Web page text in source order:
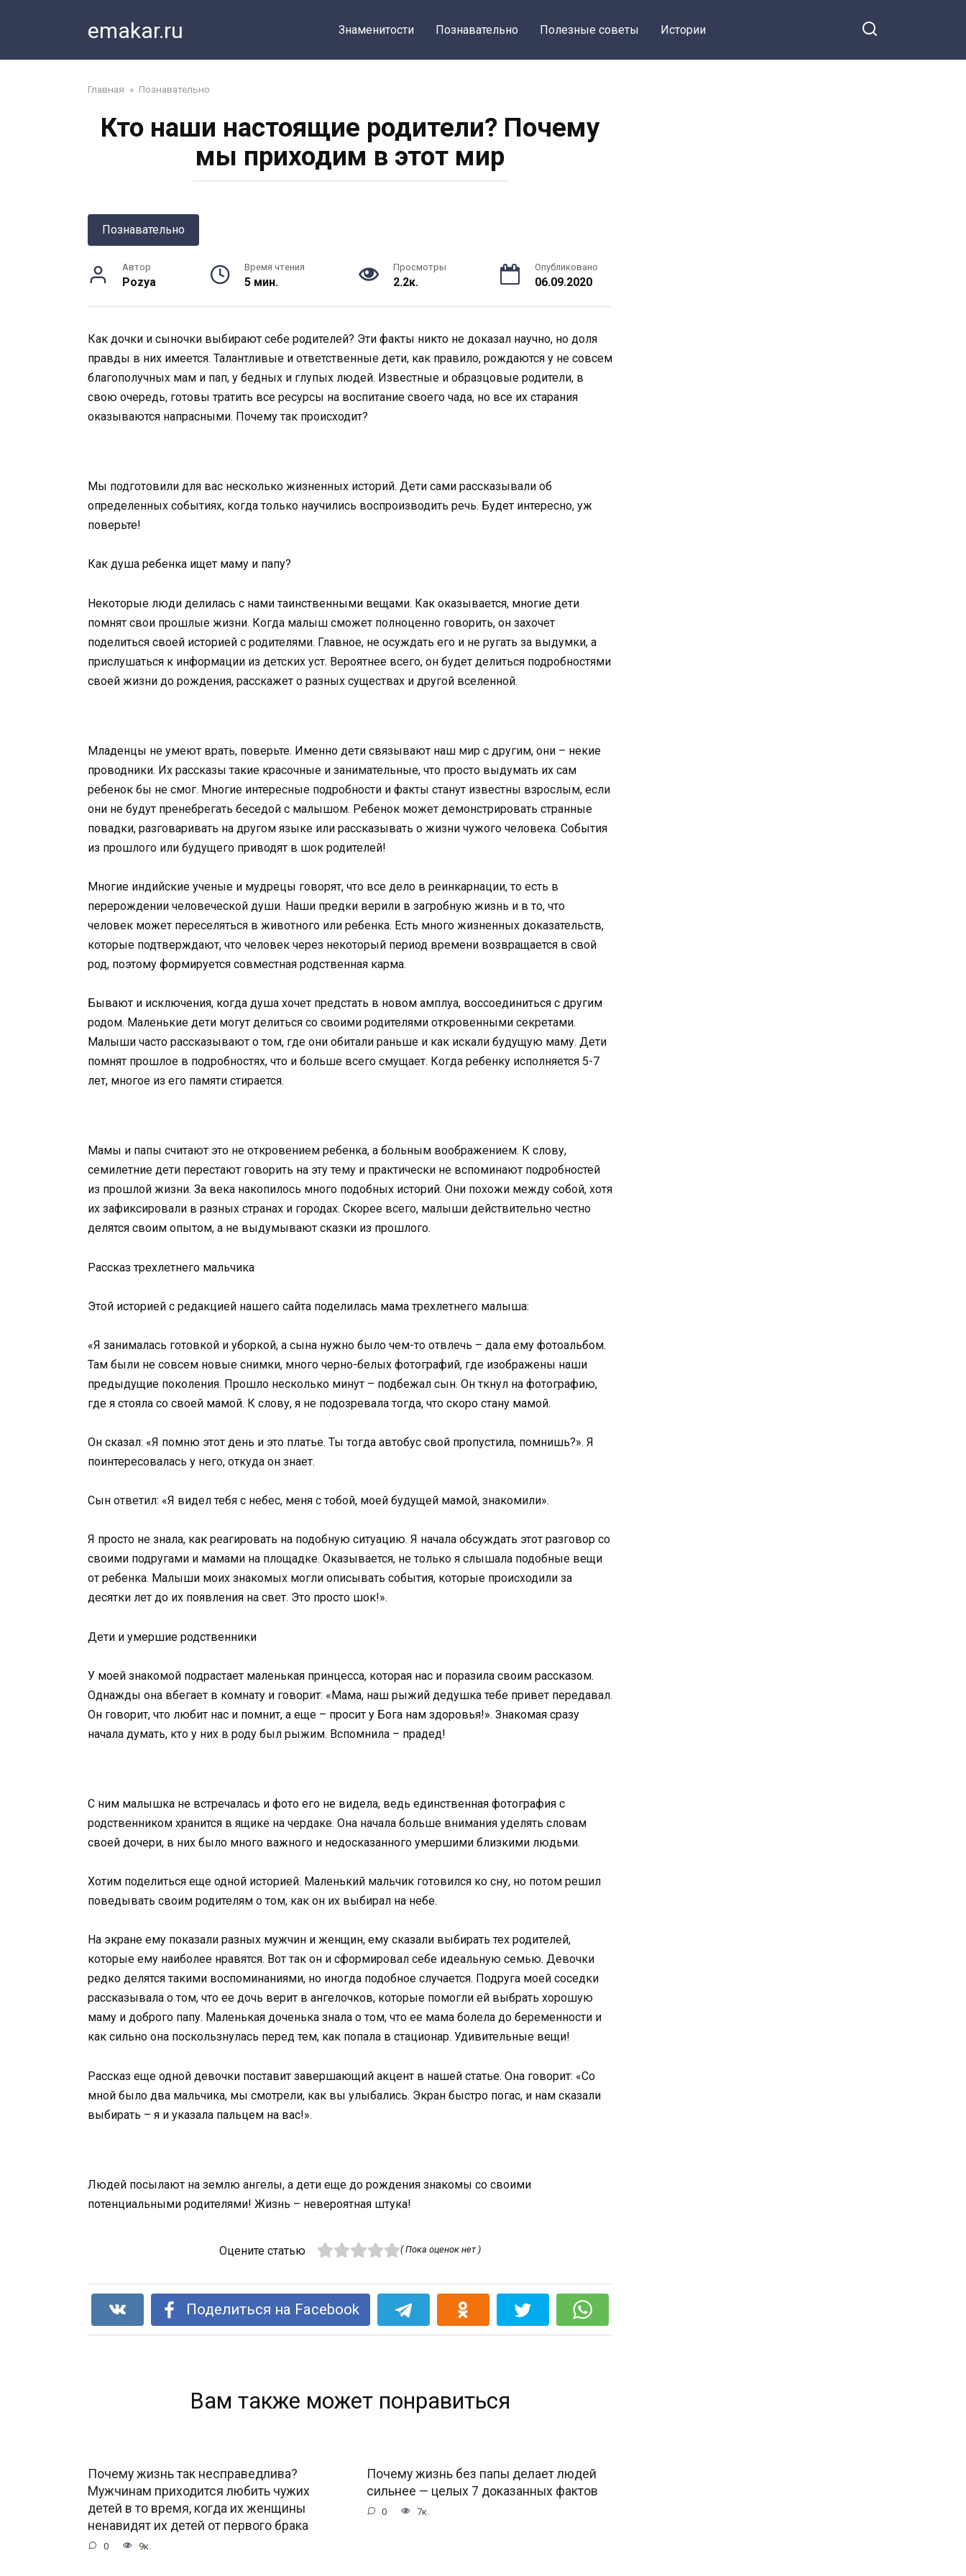
emakar.ru Знаменитости Познавательно Полезные советы Истории
Главная » Познавательно
Кто наши настоящие родители? Почему
мы приходим в этот мир
Познавательно
Автор
Pozya
Время чтения
5 мин.
Просмотры
2.2к.
Опубликовано
06.09.2020
Как дочки и сыночки выбирают себе родителей? Эти факты никто не доказал научно, но доля
правды в них имеется. Талантливые и ответственные дети, как правило, рождаются у не совсем
благополучных мам и пап, у бедных и глупых людей. Известные и образцовые родители, в
свою очередь, готовы тратить все ресурсы на воспитание своего чада, но все их старания
оказываются напрасными. Почему так происходит?
Мы подготовили для вас несколько жизненных историй. Дети сами рассказывали об
определенных событиях, когда только научились воспроизводить речь. Будет интересно, уж
поверьте!
Как душа ребенка ищет маму и папу?
Некоторые люди делилась с нами таинственными вещами. Как оказывается, многие дети
помнят свои прошлые жизни. Когда малыш сможет полноценно говорить, он захочет
поделиться своей историей с родителями. Главное, не осуждать его и не ругать за выдумки, а
прислушаться к информации из детских уст. Вероятнее всего, он будет делиться подробностями
своей жизни до рождения, расскажет о разных существах и другой вселенной.
Младенцы не умеют врать, поверьте. Именно дети связывают наш мир с другим, они – некие
проводники. Их рассказы такие красочные и занимательные, что просто выдумать их сам
ребенок бы не смог. Многие интересные подробности и факты станут известны взрослым, если
они не будут пренебрегать беседой с малышом. Ребенок может демонстрировать странные
повадки, разговаривать на другом языке или рассказывать о жизни чужого человека. События
из прошлого или будущего приводят в шок родителей!
Многие индийские ученые и мудрецы говорят, что все дело в реинкарнации, то есть в
перерождении человеческой души. Наши предки верили в загробную жизнь и в то, что
человек может переселяться в животного или ребенка. Есть много жизненных доказательств,
которые подтверждают, что человек через некоторый период времени возвращается в свой
род, поэтому формируется совместная родственная карма.
Бывают и исключения, когда душа хочет предстать в новом амплуа, воссоединиться с другим
родом. Маленькие дети могут делиться со своими родителями откровенными секретами.
Малыши часто рассказывают о том, где они обитали раньше и как искали будущую маму. Дети
помнят прошлое в подробностях, что и больше всего смущает. Когда ребенку исполняется 5-7
лет, многое из его памяти стирается.
Мамы и папы считают это не откровением ребенка, а больным воображением. К слову,
семилетние дети перестают говорить на эту тему и практически не вспоминают подробностей
из прошлой жизни. За века накопилось много подобных историй. Они похожи между собой, хотя
их зафиксировали в разных странах и городах. Скорее всего, малыши действительно честно
делятся своим опытом, а не выдумывают сказки из прошлого.
Рассказ трехлетнего мальчика
Этой историей с редакцией нашего сайта поделилась мама трехлетнего малыша:
«Я занималась готовкой и уборкой, а сына нужно было чем-то отвлечь – дала ему фотоальбом.
Там были не совсем новые снимки, много черно-белых фотографий, где изображены наши
предыдущие поколения. Прошло несколько минут – подбежал сын. Он ткнул на фотографию,
где я стояла со своей мамой. К слову, я не подозревала тогда, что скоро стану мамой.
Он сказал: «Я помню этот день и это платье. Ты тогда автобус свой пропустила, помнишь?». Я
поинтересовалась у него, откуда он знает.
Сын ответил: «Я видел тебя с небес, меня с тобой, моей будущей мамой, знакомили».
Я просто не знала, как реагировать на подобную ситуацию. Я начала обсуждать этот разговор со
своими подругами и мамами на площадке. Оказывается, не только я слышала подобные вещи
от ребенка. Малыши моих знакомых могли описывать события, которые происходили за
десятки лет до их появления на свет. Это просто шок!».
Дети и умершие родственники
У моей знакомой подрастает маленькая принцесса, которая нас и поразила своим рассказом.
Однажды она вбегает в комнату и говорит: «Мама, наш рыжий дедушка тебе привет передавал.
Он говорит, что любит нас и помнит, а еще – просит у Бога нам здоровья!». Знакомая сразу
начала думать, кто у них в роду был рыжим. Вспомнила – прадед!
С ним малышка не встречалась и фото его не видела, ведь единственная фотография с
родственником хранится в ящике на чердаке. Она начала больше внимания уделять словам
своей дочери, в них было много важного и недосказанного умершими близкими людьми.
Хотим поделиться еще одной историей. Маленький мальчик готовился ко сну, но потом решил
поведывать своим родителям о том, как он их выбирал на небе.
На экране ему показали разных мужчин и женщин, ему сказали выбирать тех родителей,
которые ему наиболее нравятся. Вот так он и сформировал себе идеальную семью. Девочки
редко делятся такими воспоминаниями, но иногда подобное случается. Подруга моей соседки
рассказывала о том, что ее дочь верит в ангелочков, которые помогли ей выбрать хорошую
маму и доброго папу. Маленькая доченька знала о том, что ее мама болела до беременности и
как сильно она поскользнулась перед тем, как попала в стационар. Удивительные вещи!
Рассказ еще одной девочки поставит завершающий акцент в нашей статье. Она говорит: «Со
мной было два мальчика, мы смотрели, как вы улыбались. Экран быстро погас, и нам сказали
выбирать – я и указала пальцем на вас!».
Людей посылают на землю ангелы, а дети еще до рождения знакомы со своими
потенциальными родителями! Жизнь – невероятная штука!
Оцените статью ( Пока оценок нет )
Поделиться на Facebook
Вам также может понравиться
Почему жизнь так несправедлива?
Мужчинам приходится любить чужих
детей в то время, когда их женщины
ненавидят их детей от первого брака
0 9к.
Почему жизнь без папы делает людей
сильнее — целых 7 доказанных фактов
0 7к.